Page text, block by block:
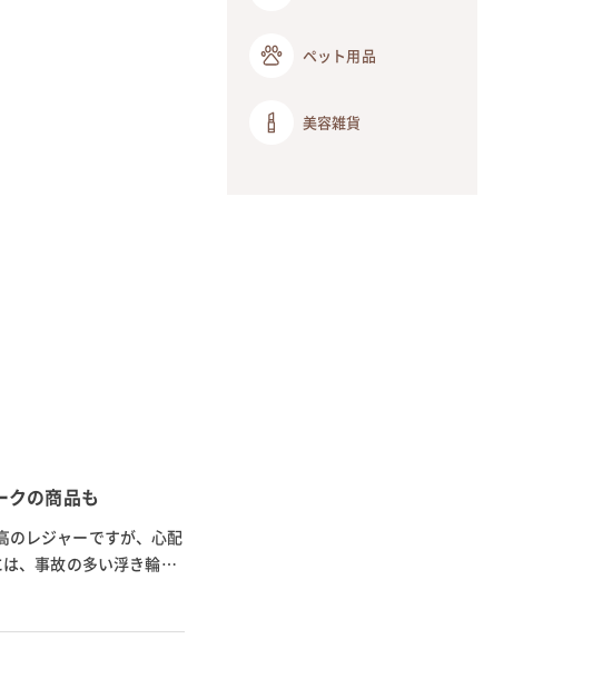
ペット用品
美容雑貨
クの商品も
のレジャーですが、心配
、事故の多い浮き輪で